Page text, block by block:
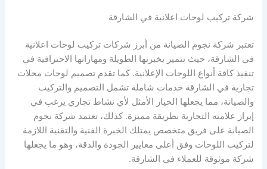
شركة تركيب لوحات اعلانية في الشارقة
تعتبر شركة نجوم الصيانة من أبرز شركات تركيب لوحات اعلانية
في الشارقة، حيث تتميز بخبرتها الطويلة ومهاراتها الاحترافية في
تنفيذ كافة أنواع اللوحات الإعلانية. كما تقدم تصميم لوحات محلات
تجارية في الشارقة خدمات شاملة تشمل التصميم والتركيب
والصيانة، مما يجعلها الخيار الأمثل لأي نشاط تجاري يرغب في
إبراز علامته التجارية بطريقة مميزة. كذلك، تعتمد شركة نجوم
الصيانة على فريق متخصص يمتلك الخبرة الفنية والتقنية اللازمة
لتركيب اللوحات وفق أعلى معايير الجودة والدقة، وهو ما يجعلها
شركة موثوقة للعملاء في الشارقة.